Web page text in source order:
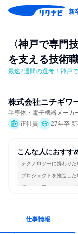
新
〈神戸で専門
を支える技術
最速2週間の選考！神戸
株式会社ニチギワ
半導体・電子機器メーカ
正社員
27年卒
こんな人におすす
テクノロジーに携わりた
プロジェクトを推進した
穏やかで互いのペースを
仕事情報